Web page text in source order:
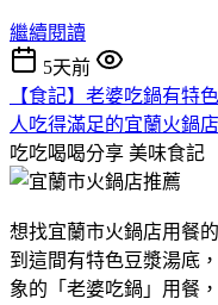
繼續閱讀
5天前
【食記】老婆吃鍋有特
人吃得滿足的宜蘭火鍋店
吃吃喝喝分享 美味食記
想找宜蘭市火鍋店用餐
到這間有特色豆漿湯底
象的「老婆吃鍋」用餐